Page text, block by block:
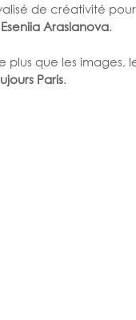
de créativité
Eseniia Araslanova.
plus que les images,
Paris.